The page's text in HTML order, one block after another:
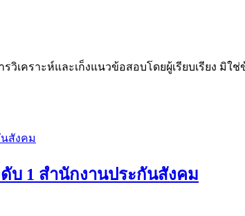
เคราะห์และเก็งแนวข้อสอบโดยผู้เรียบเรียง มิใ
บ 1 สำนักงานประกันสังคม